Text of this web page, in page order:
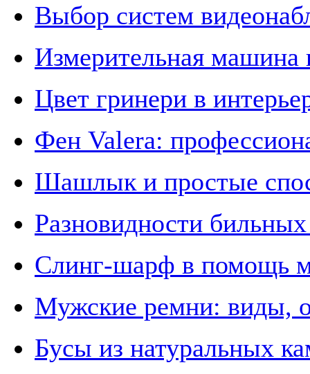
Выбор систем
Измерительная машина
Цвет гринери в
Фен Valera:
Шашлык и простые
Разновидности
Слинг-шарф в помощь
Мужские ремни: виды,
Бусы из натуральных